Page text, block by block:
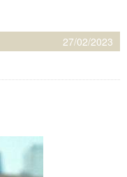
27/02/2023